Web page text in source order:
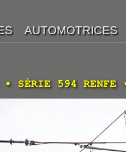
• SÉRIE 594